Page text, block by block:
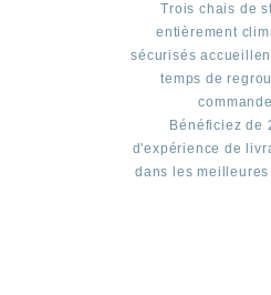
Trois chais de
entièrement
sécurisés
temps de
Bénéficiez de
d'expérience de
dans les